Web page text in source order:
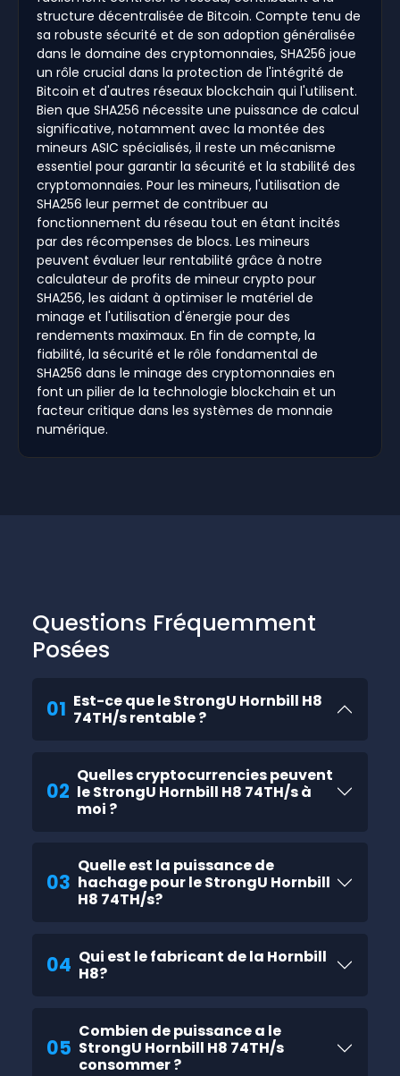
structure décentralisée de Bitcoin. Compte tenu de
sa robuste sécurité et de son adoption généralisée
dans le domaine des cryptomonnaies, SHA256 joue
un rôle crucial dans la protection de l'intégrité de
Bitcoin et d'autres réseaux blockchain qui l'utilisent.
Bien que SHA256 nécessite une puissance de calcul
significative, notamment avec la montée des
mineurs ASIC spécialisés, il reste un mécanisme
essentiel pour garantir la sécurité et la stabilité des
cryptomonnaies. Pour les mineurs, l'utilisation de
SHA256 leur permet de contribuer au
fonctionnement du réseau tout en étant incités
par des récompenses de blocs. Les mineurs
peuvent évaluer leur rentabilité grâce à notre
calculateur de profits de mineur crypto pour
SHA256, les aidant à optimiser le matériel de
minage et l'utilisation d'énergie pour des
rendements maximaux. En fin de compte, la
fiabilité, la sécurité et le rôle fondamental de
SHA256 dans le minage des cryptomonnaies en
font un pilier de la technologie blockchain et un
facteur critique dans les systèmes de monnaie
numérique.
Questions Fréquemment
Posées
01 Est-ce que le StrongU Hornbill H8
74TH/s rentable ?
02
Quelles cryptocurrencies peuvent
le StrongU Hornbill H8 74TH/s à
moi ?
03
Quelle est la puissance de
hachage pour le StrongU Hornbill
H8 74TH/s?
04 Qui est le fabricant de la Hornbill
H8?
05
Combien de puissance a le
StrongU Hornbill H8 74TH/s
consommer ?